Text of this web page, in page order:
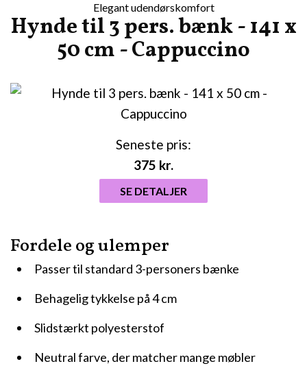
Elegant udendørskomfort
Hynde til 3 pers. bænk - 141 x
50 cm - Cappuccino
Fordele og ulemper
Passer til standard 3-personers bænke
Behagelig tykkelse på 4 cm
Slidstærkt polyesterstof
Neutral farve, der matcher mange møbler
Seneste pris:
375 kr.
SE DETALJER